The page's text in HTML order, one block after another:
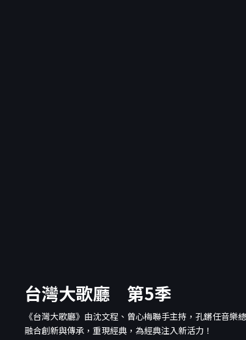
台灣大歌廳 第5季
《台灣大歌廳》由沈文程、曾心梅聯手主持，孔鏘任音樂
融合創新與傳承，重現經典，為經典注入新活力！